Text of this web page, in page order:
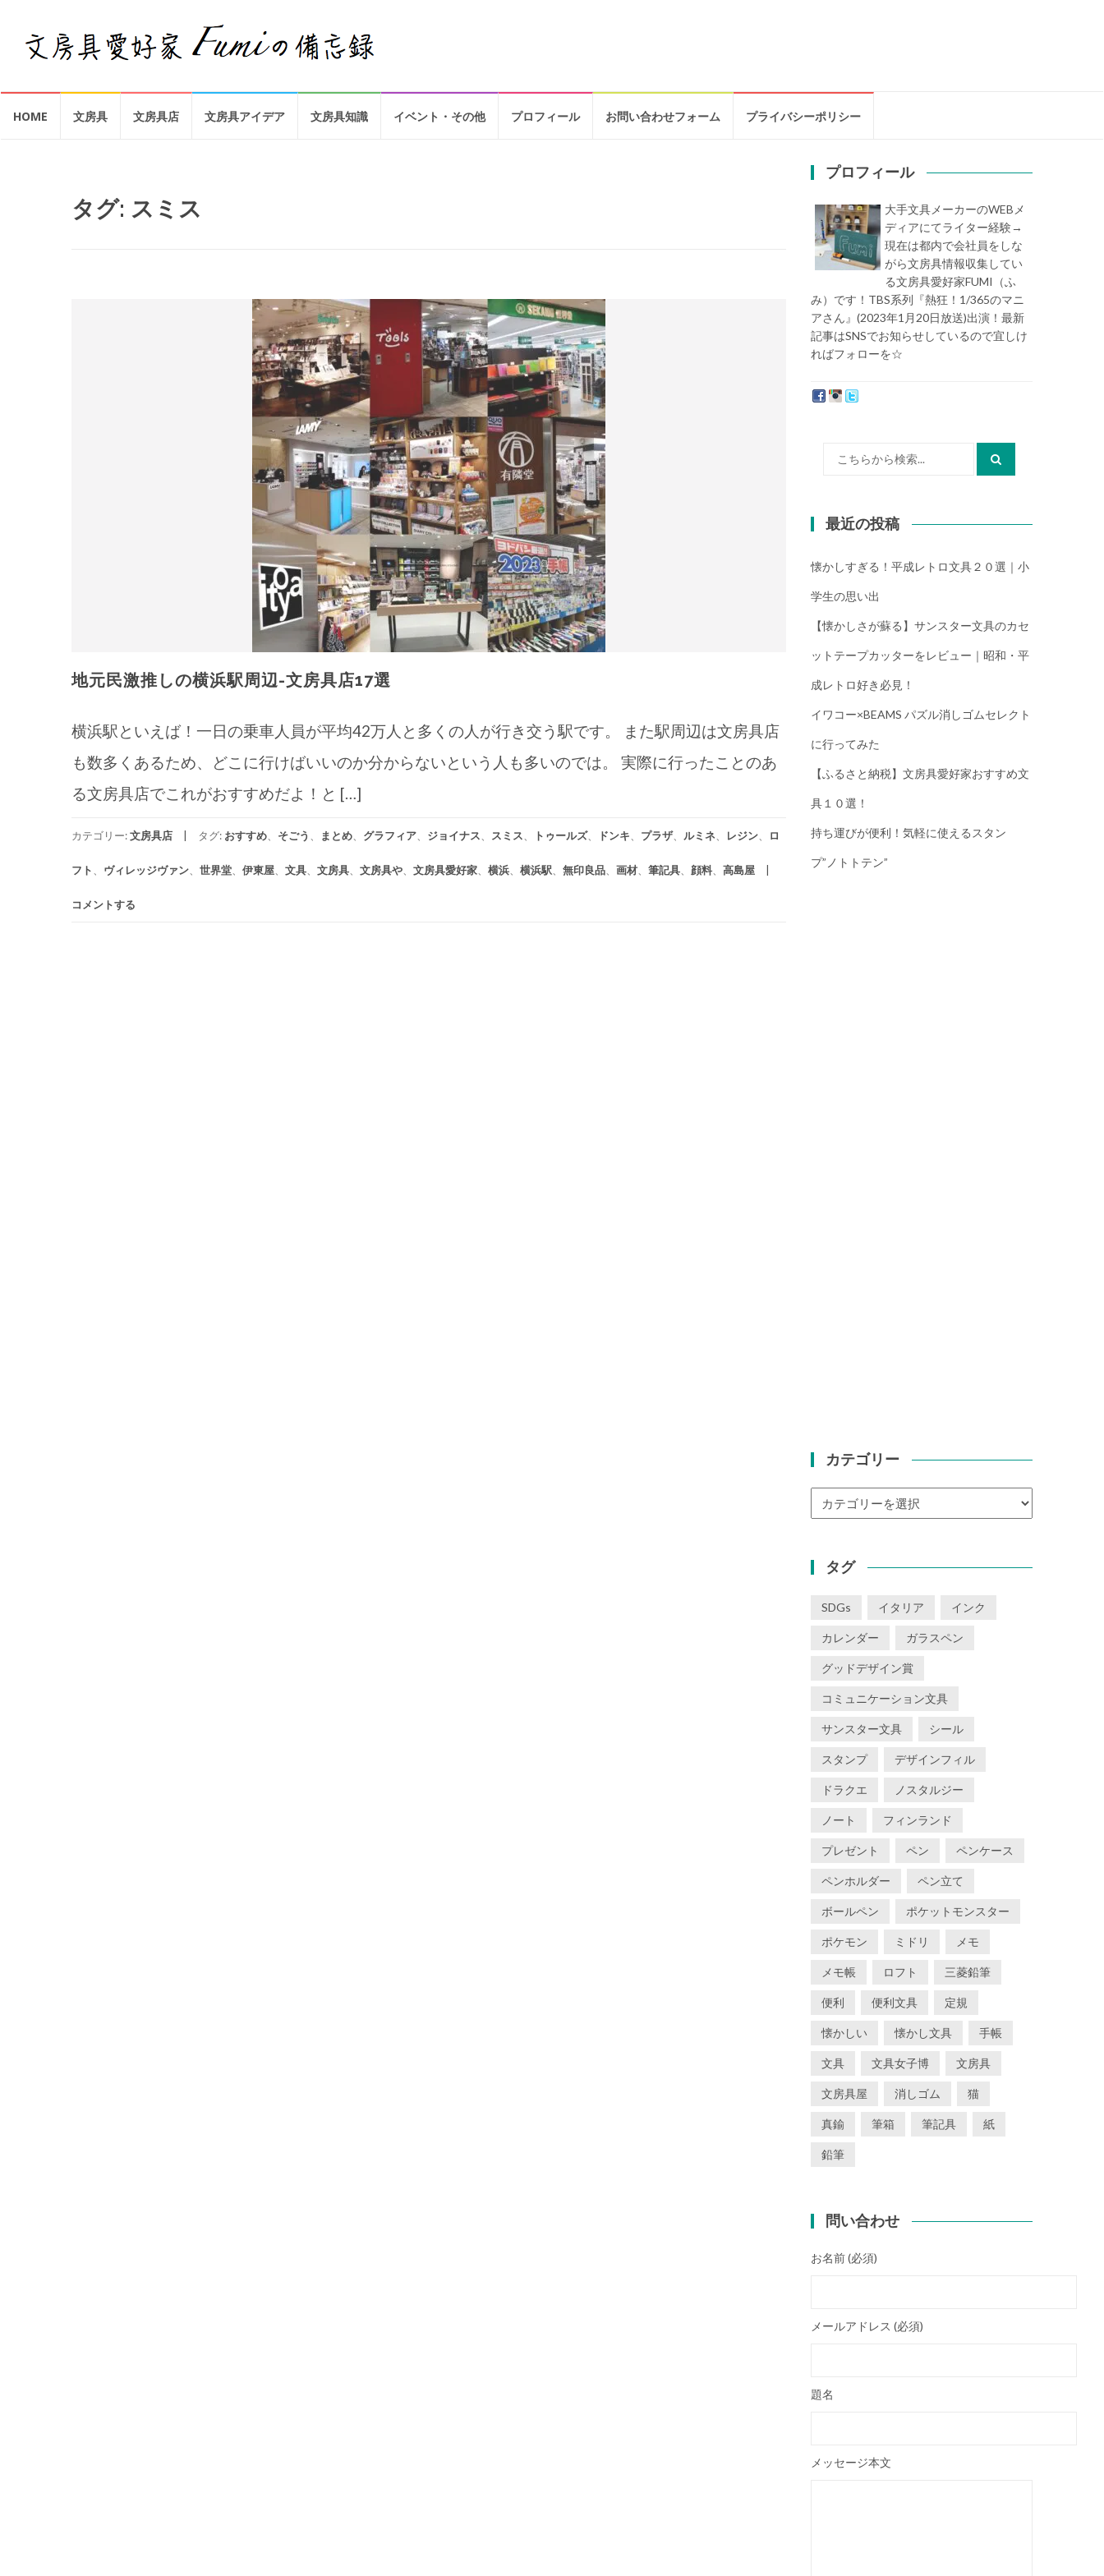
HOME 文房具 文房具店 文房具アイデア 文房具知識 イベント・その他 プロフィール お問い合わせフォーム プライバシーポリシー
タグ: スミス
地元民激推しの横浜駅周辺-文房具店17選
横浜駅といえば！一日の乗車人員が平均42万人と多くの人が行き交う駅です。 また駅周辺は文房具店
も数多くあるため、どこに行けばいいのか分からないという人も多いのでは。 実際に行ったことのあ
る文房具店でこれがおすすめだよ！と […]
カテゴリー:文房具店 タグ: おすすめ そごう まとめ グラフィア ジョイナス スミス トゥールズ、 ドンキ プラザ、 ルミネ レジン ロ
フト ヴィレッジヴァン 世界堂 伊東屋 文具 文房具 文房具や 文房具愛好家 横浜 横浜駅 無印良品 画材 筆記具 顔料、 高島屋
コメントする
プロフィール
大手文具メーカーのWEBメ
ディアにてライター経験→
現在は都内で会社員をしな
がら文房具情報収集してい
る文房具愛好家FUMI（ふ
み）です！TBS系列『熱狂！1/365のマニ
アさん』(2023年1月20日放送)出演！最新
記事はSNSでお知らせしているので宜しけ
ればフォローを☆
最近の投稿
懐かしすぎる！平成レトロ文具２０選｜小
学生の思い出
【懐かしさが蘇る】サンスター文具のカセ
ットテープカッターをレビュー｜昭和・平
成レトロ好き必見！
イワコー×BEAMS パズル消しゴムセレクト
に行ってみた
【ふるさと納税】文房具愛好家おすすめ文
具１０選！
持ち運びが便利！気軽に使えるスタン
プ”ノトトテン”
カテゴリー
タグ
SDGs イタリア インク
カレンダー ガラスペン
グッドデザイン賞
コミュニケーション文具
サンスター文具 シール
スタンプ デザインフィル
ドラクエ ノスタルジー
ノート フィンランド
プレゼント ペン ペンケース
ペンホルダー ペン立て
ボールペン ポケットモンスター
ポケモン ミドリ メモ
メモ帳 ロフト 三菱鉛筆
便利 便利文具 定規
懐かしい 懐かし文具 手帳
文具 文具女子博 文房具
文房具屋 消しゴム 猫
真鍮 筆箱 筆記具 紙
鉛筆
問い合わせ
お名前 (必須)
メールアドレス (必須)
題名
メッセージ本文